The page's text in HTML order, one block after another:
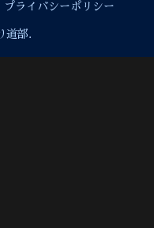
プライバシーポリシー
道部.